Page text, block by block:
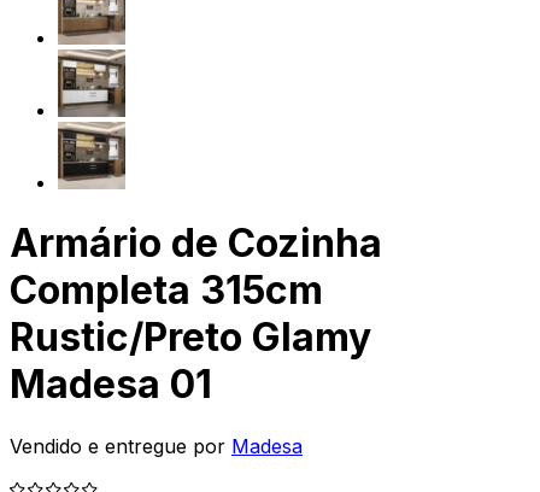
Armário de Cozinha
Completa 315cm
Rustic/Preto Glamy
Madesa 01
Vendido e entregue por Madesa